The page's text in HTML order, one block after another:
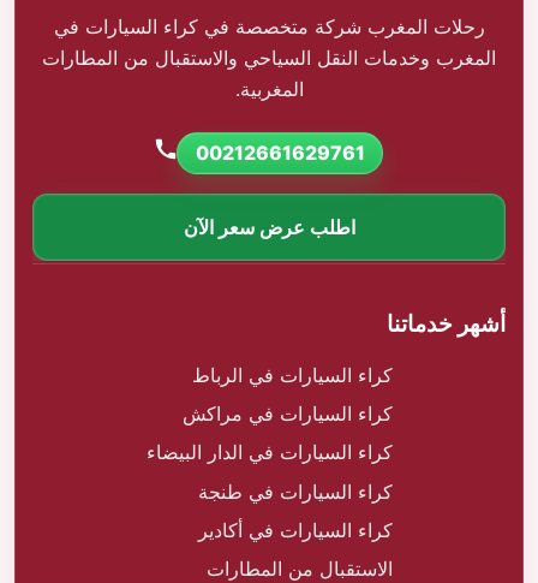
رحلات المغرب شركة متخصصة في كراء السيارات في
المغرب وخدمات النقل السياحي والاستقبال من المطارات
المغربية.
00212661629761
اطلب عرض سعر الآن
أشهر خدماتنا
كراء السيارات في الرباط
كراء السيارات في مراكش
كراء السيارات في الدار البيضاء
كراء السيارات في طنجة
كراء السيارات في أكادير
الاستقبال من المطارات